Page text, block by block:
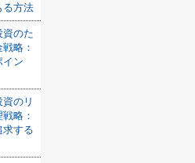
る方法
資のた
略：
イン
のリ
略：
求する